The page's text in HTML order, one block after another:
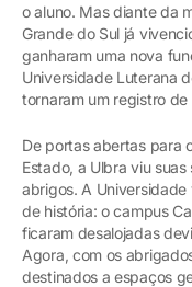
o aluno. Mas diante da
Grande do Sul já
ganharam uma nova
Universidade Luterana
tornaram um registro
De portas abertas para
Estado, a Ulbra viu
abrigos. A Universidade
de história: o campus
ficaram desalojadas
Agora, com os
destinados a espaços